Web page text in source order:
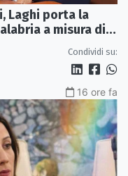
Laghi porta la
a misura di
Condividi su:
16 ore fa